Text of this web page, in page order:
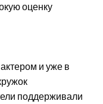
оценку
и уже в
поддерживали